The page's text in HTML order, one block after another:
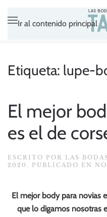
Ir al contenido principal
Etiqueta: lupe-
El mejor
es el de
ESCRITO POR LAS
2020 . PUBLICADO EN
El mejor body para novias
que lo digamos nosotras